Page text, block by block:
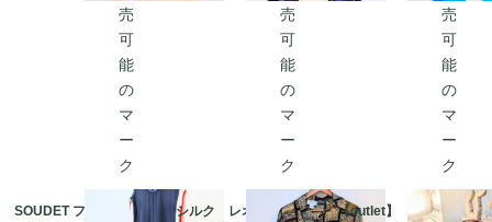
SOUDET フランス P
シルク レオパード
【outlet】 カナダよ